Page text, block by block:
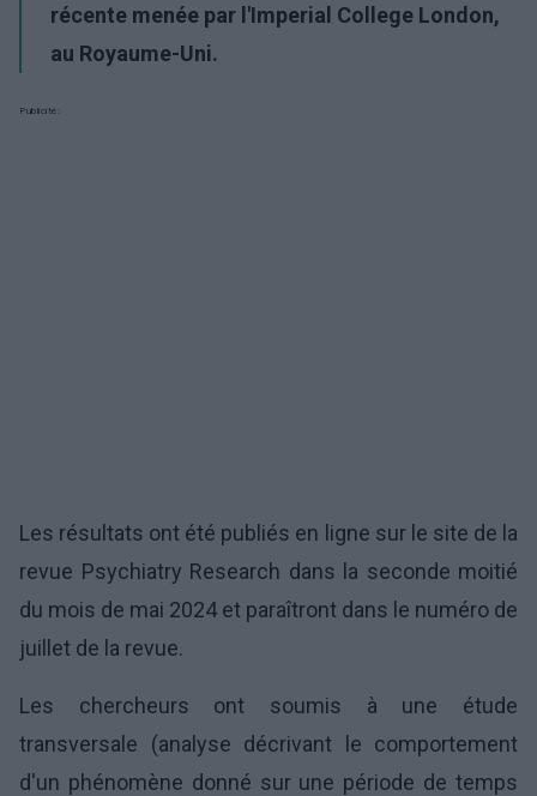
récente menée par l'Imperial College London,
au Royaume-Uni.
Publicité:
Les résultats ont été publiés en ligne sur le site de la
revue Psychiatry Research dans la seconde moitié
du mois de mai 2024 et paraîtront dans le numéro de
juillet de la revue.
Les chercheurs ont soumis à une étude
transversale (analyse décrivant le comportement
d'un phénomène donné sur une période de temps